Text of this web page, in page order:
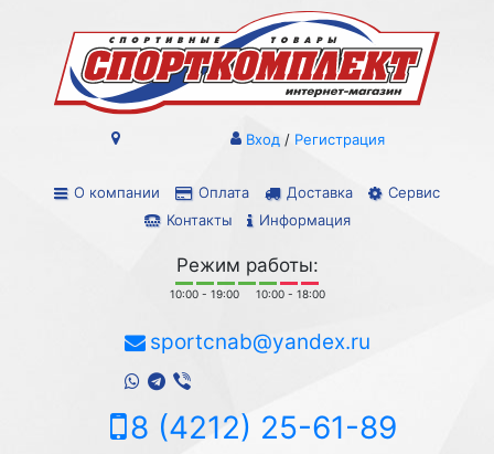
О компании Оплата Доставка
Сервис
Контакты
Информация
Вход / Регистрация
Режим работы:
10:00 - 19:00 10:00 - 18:00
sportcnab@yandex.ru
8 (4212) 25-61-89